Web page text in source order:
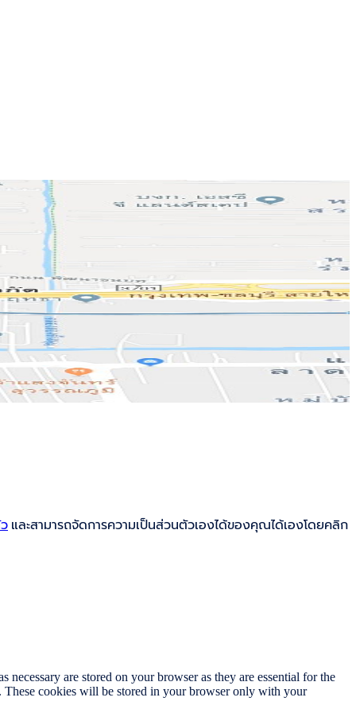
และสามารถจัดการความเป็นส่วนตัวเองได้ของคุณได้เองโดยคลิก
are stored on your browser as they are essential for the
These cookies will be stored in your browser only with your